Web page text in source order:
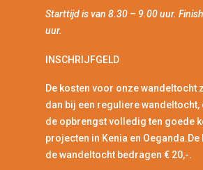
Starttijd is van 8.30 – 9.00 uur.
uur.
INSCHRIJFGELD
De kosten voor onze wandeltocht
dan bij een reguliere wandeltocht,
de opbrengst volledig ten goede
projecten in Kenia en
de wandeltocht bedragen € 20,-.